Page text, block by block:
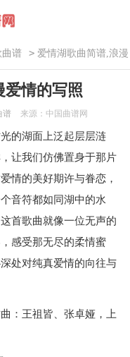
曲谱 > 爱情湖歌曲简谱,浪漫
爱情的写照
谱 来源：中国曲谱网
的湖面上泛起层层涟
让我们仿佛置身于那片
情的美好期许与眷恋，
音符都如同湖中的水
首歌曲就像一位无声的
感受那无尽的柔情蜜
处对纯真爱情的向往与
：王祖皆、张卓娅，上